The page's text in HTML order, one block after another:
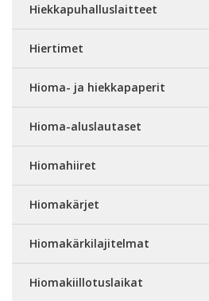
Hiekkapuhalluslaitteet
Hiertimet
Hioma- ja hiekkapaperit
Hioma-aluslautaset
Hiomahiiret
Hiomakärjet
Hiomakärkilajitelmat
Hiomakiillotuslaikat